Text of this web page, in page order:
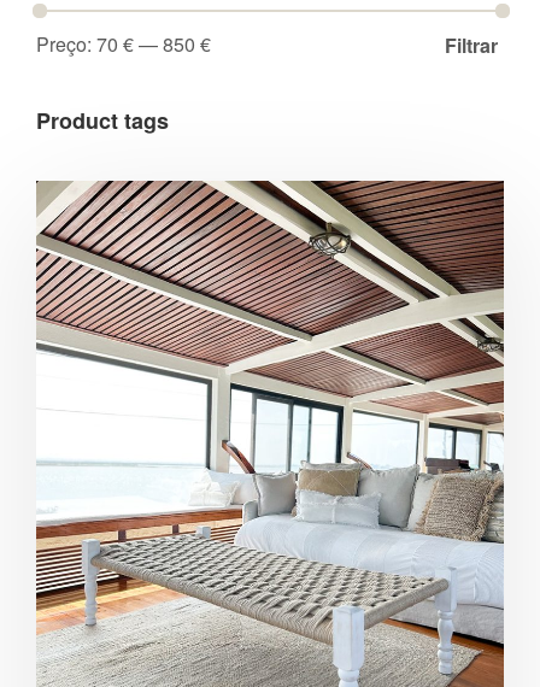
Filtrar
Preço: 70 €—850 €
Product tags